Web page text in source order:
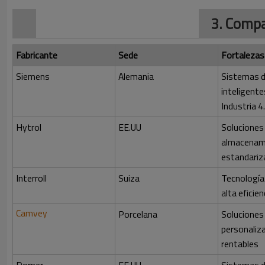
3.
Fabricante Sede
Siemens
Alemania
Sistemas
Industria
Hytrol EE.UU
Interroll Suiza
alta
Camvey Porcelana
Soluciones
rentables